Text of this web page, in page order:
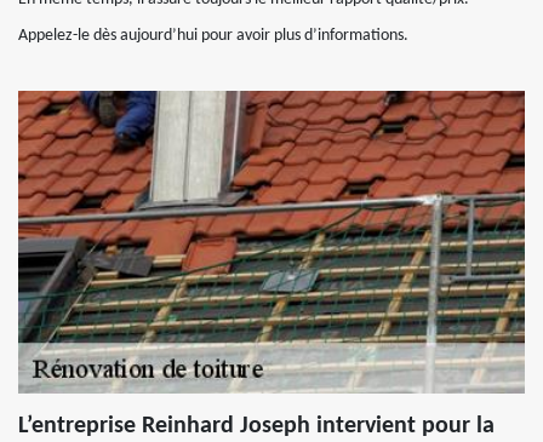
Appelez-le dès aujourd’hui pour avoir plus d’informations.
L’entreprise Reinhard Joseph intervient pour la